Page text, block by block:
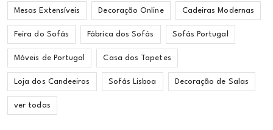
Mesas Extensíveis Decoração Online Cadeiras Modernas
Feira do Sofás Fábrica dos Sofás Sofás Portugal
Móveis de Portugal Casa dos Tapetes
Loja dos Candeeiros Sofás Lisboa Decoração de Salas
ver todas